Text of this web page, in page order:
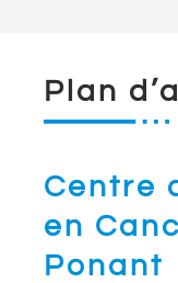
Plan
Centre
en
Ponant